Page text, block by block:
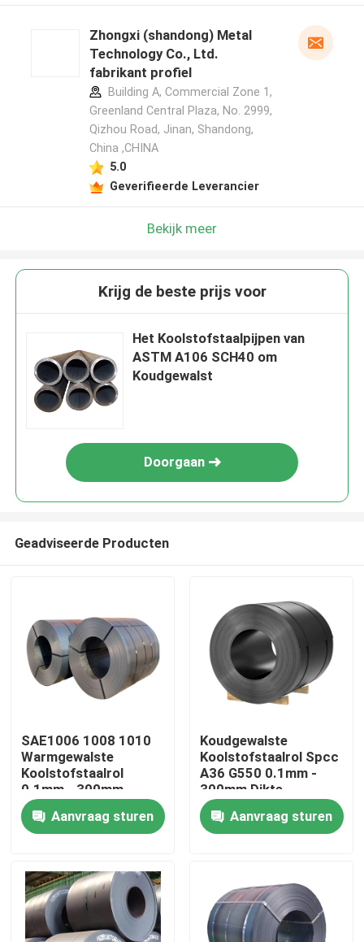
Huis
Producten
Fabrieksreis
Zhongxi (shandong) Metal
Technology Co., Ltd.
fabrikant profiel
Building A, Commercial Zone 1,
Greenland Central Plaza, No. 2999,
Qizhou Road, Jinan, Shandong,
China ,CHINA
5.0
Geverifieerde Leverancier
Bekijk meer
Krijg de beste prijs voor
Het Koolstofstaalpijpen van
ASTM A106 SCH40 om
Koudgewalst
Doorgaan
Geadviseerde Producten
SAE1006 1008 1010
Warmgewalste
Koolstofstaalrol
0.1mm - 300mm
Aanvraag sturen
Koudgewalste
Koolstofstaalrol Spcc
A36 G550 0.1mm -
300mm Dikte
Aanvraag sturen